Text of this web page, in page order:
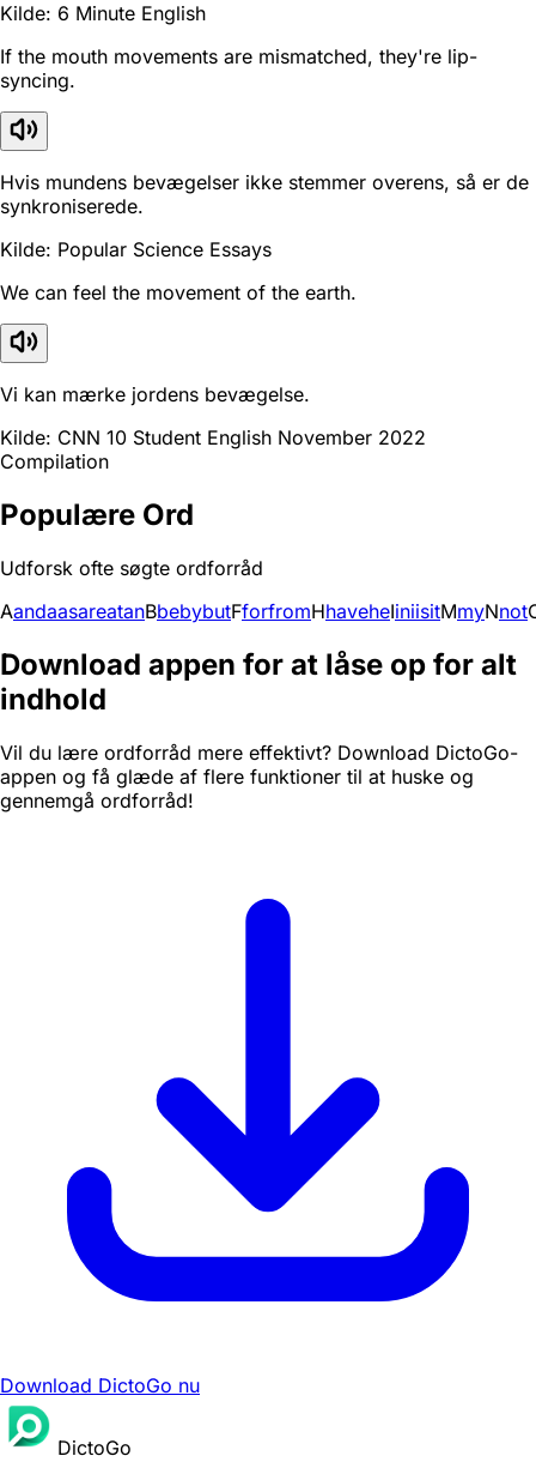
Kilde: 6 Minute English
If the mouth movements are mismatched, they're lip-
syncing.
Hvis mundens bevægelser ikke stemmer overens, så er de
synkroniserede.
Kilde: Popular Science Essays
We can feel the movement of the earth.
Vi kan mærke jordens bevægelse.
Kilde: CNN 10 Student English November 2022
Compilation
Populære Ord
Udforsk ofte søgte ordforråd
AandaasareatanBbebybutFforfromHhaveheIiniisitMmyNnot
Download appen for at låse op for alt
indhold
Vil du lære ordforråd mere effektivt? Download DictoGo-
appen og få glæde af flere funktioner til at huske og
gennemgå ordforråd!
Download DictoGo nu
DictoGo